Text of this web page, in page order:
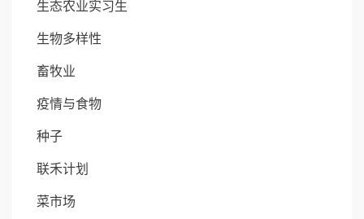
生态农业实习生
生物多样性
畜牧业
疫情与食物
种子
联禾计划
菜市场